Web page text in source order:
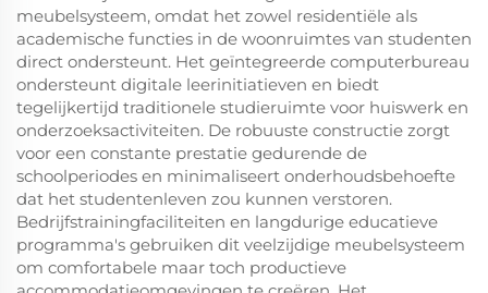
meubelsysteem, omdat het zowel residentiële als
academische functies in de woonruimtes van studenten
direct ondersteunt. Het geïntegreerde computerbureau
ondersteunt digitale leerinitiatieven en biedt
tegelijkertijd traditionele studieruimte voor huiswerk en
onderzoeksactiviteiten. De robuuste constructie zorgt
voor een constante prestatie gedurende de
schoolperiodes en minimaliseert onderhoudsbehoefte
dat het studentenleven zou kunnen verstoren.
Bedrijfstrainingfaciliteiten en langdurige educatieve
programma's gebruiken dit veelzijdige meubelsysteem
om comfortabele maar toch productieve